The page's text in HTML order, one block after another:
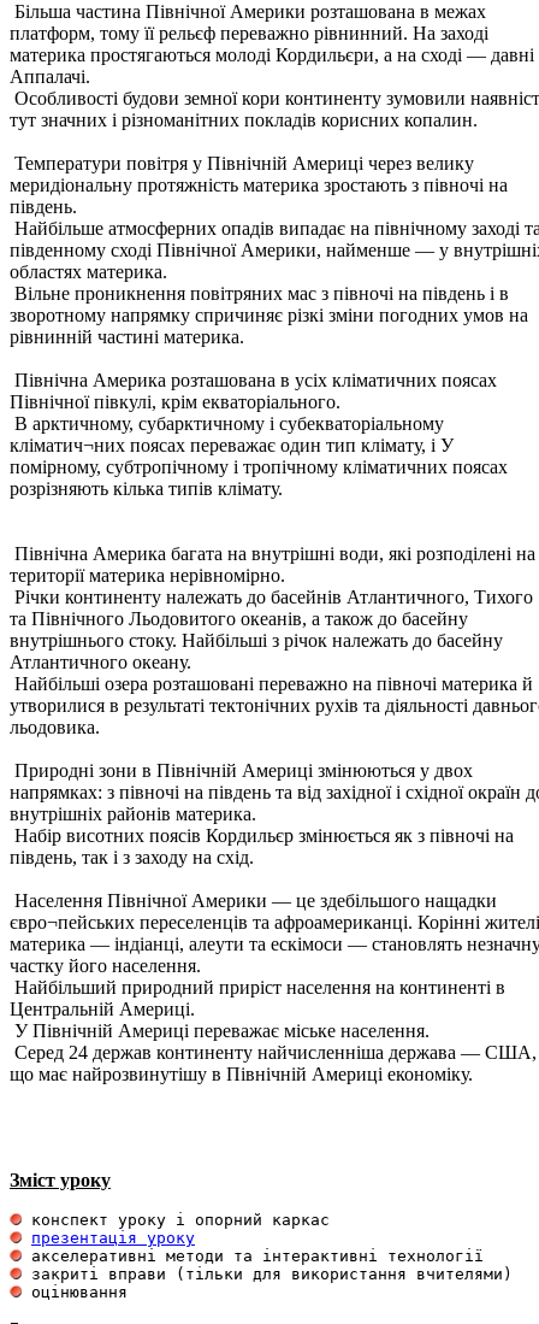
Більша частина Північної Америки розташована в межах
платформ, тому її рельєф переважно рівнинний. На заході
материка простягаються молоді Кордильєри, а на сході — давні
Аппалачі.
Особливості будови земної кори континенту зумовили
тут значних і різноманітних покладів корисних копалин.
Температури повітря у Північній Америці через велику
меридіональну протяжність материка зростають з півночі на
південь.
Найбільше атмосферних опадів випадає на північному заході
південному сході Північної Америки, найменше — у
областях материка.
Вільне проникнення повітряних мас з півночі на південь і в
зворотному напрямку спричиняє різкі зміни погодних умов на
рівнинній частині материка.
Північна Америка розташована в усіх кліматичних поясах
Північної півкулі, крім екваторіального.
В арктичному, субарктичному і субекваторіальному
кліматич¬них поясах переважає один тип клімату, і У
помірному, субтропічному і тропічному кліматичних поясах
розрізняють кілька типів клімату.
Північна Америка багата на внутрішні води, які розподілені на
території материка нерівномірно.
Річки континенту належать до басейнів Атлантичного, Тихого
та Північного Льодовитого океанів, а також до басейну
внутрішнього стоку. Найбільші з річок належать до басейну
Атлантичного океану.
Найбільші озера розташовані переважно на півночі материка й
утворилися в результаті тектонічних рухів та діяльності
льодовика.
Природні зони в Північній Америці змінюються у двох
напрямках: з півночі на південь та від західної і східної окраїн
внутрішніх районів материка.
Набір висотних поясів Кордильєр змінюється як з півночі на
південь, так і з заходу на схід.
Населення Північної Америки — це здебільшого нащадки
євро¬пейських переселенців та афроамериканці. Корінні жителі
материка — індіанці, алеути та ескімоси — становлять
частку його населення.
Найбільший природний приріст населення на континенті в
Центральній Америці.
У Північній Америці переважає міське населення.
Серед 24 держав континенту найчисленніша держава — США,
що має найрозвинутішу в Північній Америці економіку.
Зміст уроку
презентація уроку
оцінювання